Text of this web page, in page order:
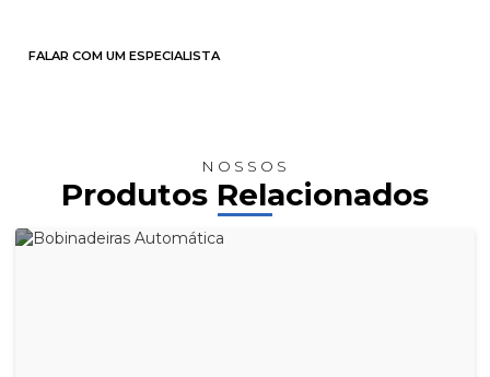
FALAR COM UM ESPECIALISTA
NOSSOS
Produtos Relacionados